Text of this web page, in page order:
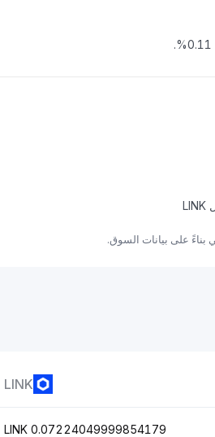
LINK
0.07224049999854179 LINK